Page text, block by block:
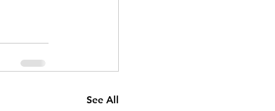
See All